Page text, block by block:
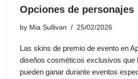
Opciones de personajes
by Mia Sullivan 25/02/2026
Las skins de premio de evento en
diseños cosméticos exclusivos que
pueden ganar durante eventos